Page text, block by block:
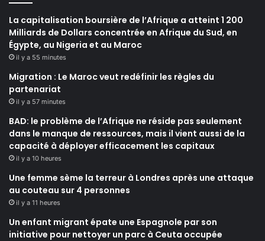
La capitalisation boursière de l’Afrique a atteint 1 200
Milliards de Dollars concentrée en Afrique du Sud, en
Égypte, au Nigeria et au Maroc
il y a 55 minutes
Migration : Le Maroc veut redéfinir les règles du
partenariat
il y a 57 minutes
BAD: le problème de l’Afrique ne réside pas seulement
dans le manque de ressources, mais il vient aussi de la
capacité à déployer efficacement les capitaux
il y a 10 heures
Une femme sème la terreur à Londres après une attaque
au couteau sur 4 personnes
il y a 11 heures
Un enfant migrant épate une Espagnole par son
initiative pour nettoyer un parc à Ceuta occupée